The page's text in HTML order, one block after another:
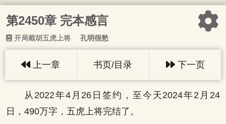
第2450章 完本感言
开局截胡五虎上将 孔明很愁
上一章 书页/目录 下一页
从2022年4月26日签约，至今天2024年2月24
日，490万字，五虎上将完结了。